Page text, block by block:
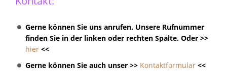
Gerne können Sie uns anrufen. Unsere Rufnummer
finden Sie in der linken oder rechten Spalte. Oder >>
hier <<
Gerne können Sie auch unser >> Kontaktformular <<